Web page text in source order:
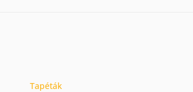
Tapéták